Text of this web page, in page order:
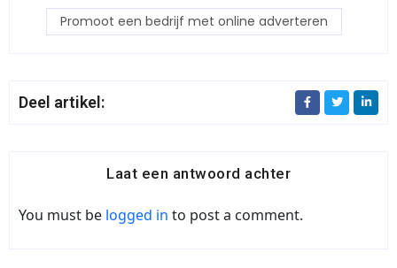
Promoot een bedrijf met online adverteren
Deel artikel:
Laat een antwoord achter
You must be logged in to post a comment.